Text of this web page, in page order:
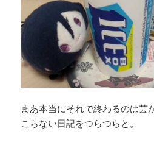
まあ本当にそれで終わるのは芸
こらない日記をつらつらと。